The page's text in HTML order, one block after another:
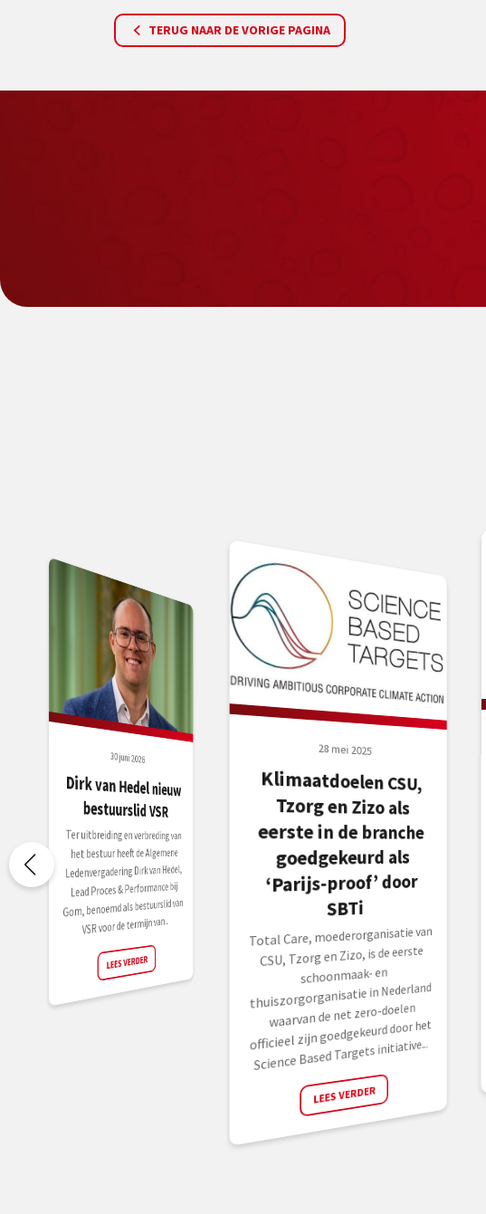
TERUG NAAR DE VORIGE PAGINA
30 juni 2026
Dirk van Hedel nieuw
bestuurslid VSR
Ter uitbreiding en verbreding van
het bestuur heeft de Algemene
Ledenvergadering Dirk van Hedel,
Lead Proces & Performance bij
Gom, benoemd als bestuurslid van
VSR voor de termijn van...
LEES VERDER
28 mei 2025
Klimaatdoelen CSU,
Tzorg en Zizo als
eerste in de branche
goedgekeurd als
‘Parijs-proof’ door
SBTi
Total Care, moederorganisatie van
CSU, Tzorg en Zizo, is de eerste
schoonmaak- en
thuiszorgorganisatie in Nederland
waarvan de net zero-doelen
officieel zijn goedgekeurd door het
Science Based Targets initiative...
LEES VERDER